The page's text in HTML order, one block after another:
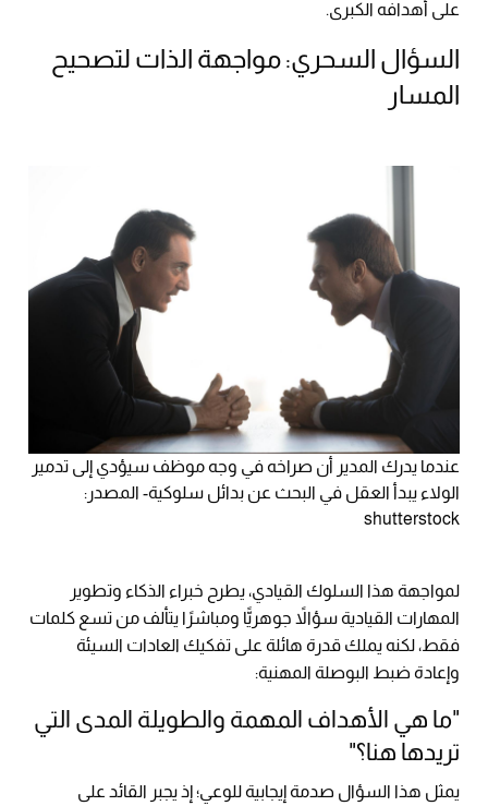
على أهدافه الكبرى.
السؤال السحري: مواجهة الذات لتصحيح
المسار
عندما يدرك المدير أن صراخه في وجه موظف سيؤدي إلى تدمير
الولاء يبدأ العقل في البحث عن بدائل سلوكية- المصدر:
shutterstock
لمواجهة هذا السلوك القيادي، يطرح خبراء الذكاء وتطوير
المهارات القيادية سؤالاً جوهريًّا ومباشرًا يتألف من تسع كلمات
فقط، لكنه يملك قدرة هائلة على تفكيك العادات السيئة
وإعادة ضبط البوصلة المهنية:
"ما هي الأهداف المهمة والطويلة المدى التي
تريدها هنا؟"
يمثل هذا السؤال صدمة إيجابية للوعي؛ إذ يجبر القائد على